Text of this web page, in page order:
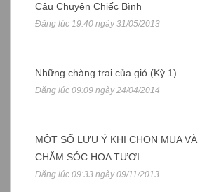
Câu Chuyện Chiếc Bình
Đăng lúc 19:40 ngày 31/05/2013
Những chàng trai của gió (Kỳ 1)
Đăng lúc 09:09 ngày 24/04/2014
MỘT SỐ LƯU Ý KHI CHỌN MUA VÀ
CHĂM SÓC HOA TƯƠI
Đăng lúc 09:33 ngày 09/11/2013